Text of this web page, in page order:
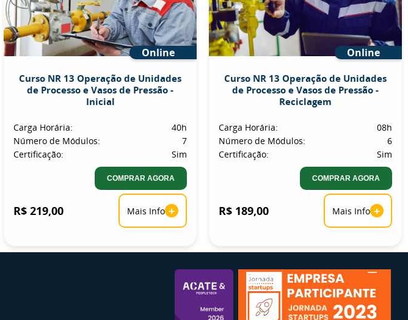
Online
Curso NR 13 Operação de Unidades
de Processo e Vasos de Pressão -
Inicial
Carga Horária:
40h
Número de Módulos:
7
Certificação:
Sim
COMPRAR AGORA
R$ 219,00 Mais Info +
Online
Curso NR 13 Operação de Unidades
de Processo e Vasos de Pressão -
Reciclagem
Carga Horária:
08h
Número de Módulos:
6
Certificação:
Sim
COMPRAR AGORA
R$ 189,00 Mais Info +